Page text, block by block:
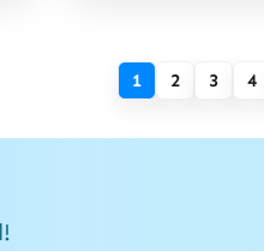
1 2 3 4